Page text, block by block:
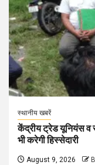
स्थानीय खबरें
केंद्रीय ट्रेड यूनियंस व
भी करेगी हिस्सेदारी
August 9, 2026